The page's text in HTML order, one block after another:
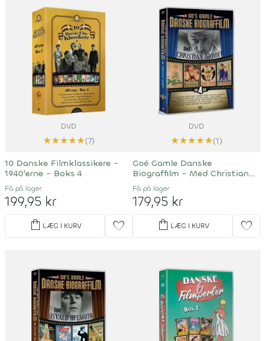
DVD
★★★★★(7)
10 Danske Filmklassikere -
1940'erne - Boks 4
Få på lager
199,95 kr
shopping_bag LÆG I KURV favorite
DVD
★★★★★(1)
Goé Gamle Danske
Biograffilm - Med Christian
Arhoff
Få på lager
179,95 kr
shopping_bag LÆG I KURV favorite